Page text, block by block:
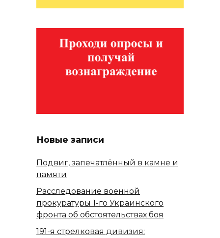
Новые записи
Подвиг, запечатлённый в камне и
памяти
Расследование военной
прокуратуры 1-го Украинского
фронта об обстоятельствах боя
191-я стрелковая дивизия: